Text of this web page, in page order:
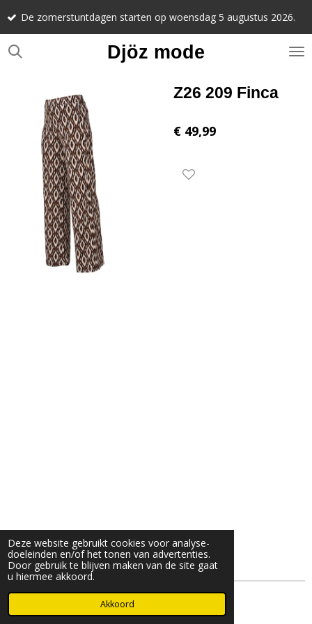
Deze website gebruikt cookies voor analyse-
doeleinden en/of het tonen van advertenties.
Door gebruik te blijven maken van de site gaat
u hiermee akkoord.
Akkoord
Ga
naar
de
Djöz mode
starten op woensdag 5 augustus 2026.
Z26 209 Finca
€ 49,99
© 2025- 2026 Djöz mode